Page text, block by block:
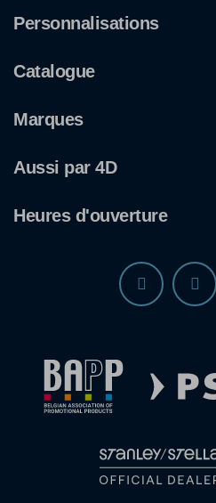
Personnalisations
Catalogue
Marques
Aussi par 4D
Heures d'ouverture